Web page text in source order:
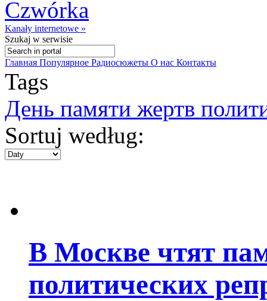
Kanały internetowe »
Szukaj w serwisie
Главная Популярное Радиосюжеты О нас Контакты
Tags
День памяти жертв
Sortuj według:
В Москве чтят
политических